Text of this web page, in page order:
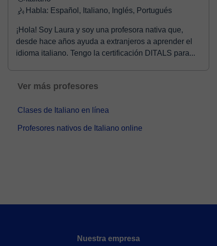
Habla: Español, Italiano, Inglés, Portugués
¡Hola! Soy Laura y soy una profesora nativa que,
desde hace años ayuda a extranjeros a aprender el
idioma italiano. Tengo la certificación DITALS para...
Ver más profesores
Clases de Italiano en línea
Profesores nativos de Italiano online
Nuestra empresa